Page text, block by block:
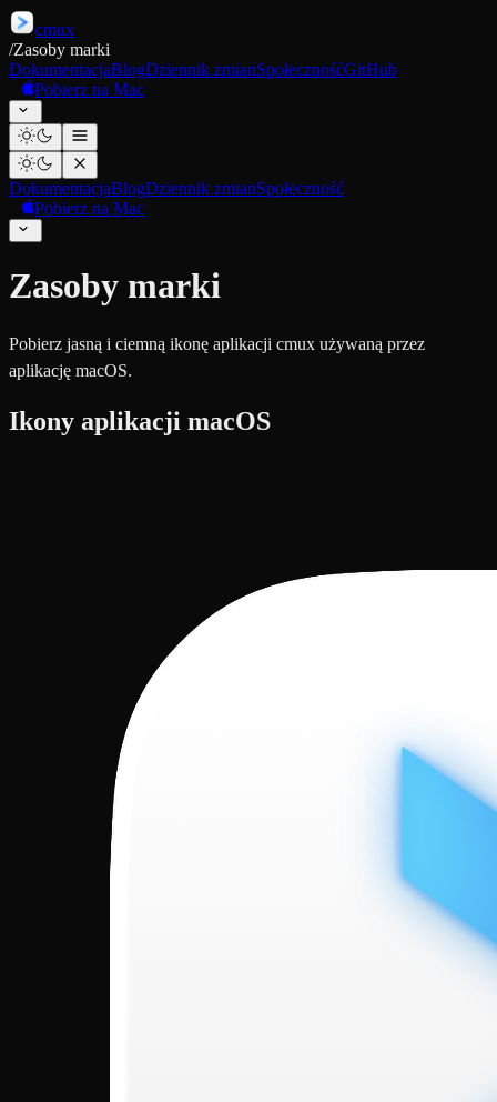
cmux
/Zasoby marki
DokumentacjaBlogDziennik zmianSpołecznośćGitHub
Pobierz na Mac
DokumentacjaBlogDziennik zmianSpołeczność
Pobierz na Mac
Zasoby marki
Pobierz jasną i ciemną ikonę aplikacji cmux używaną przez
aplikację macOS.
Ikony aplikacji macOS